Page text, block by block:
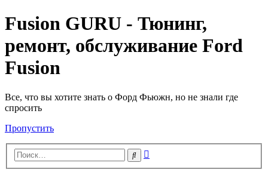
Fusion GURU - Тюнинг,
ремонт, обслуживание Ford
Fusion
Все, что вы хотите знать о Форд Фьюжн, но не знали где
спросить
Пропустить
Поиск